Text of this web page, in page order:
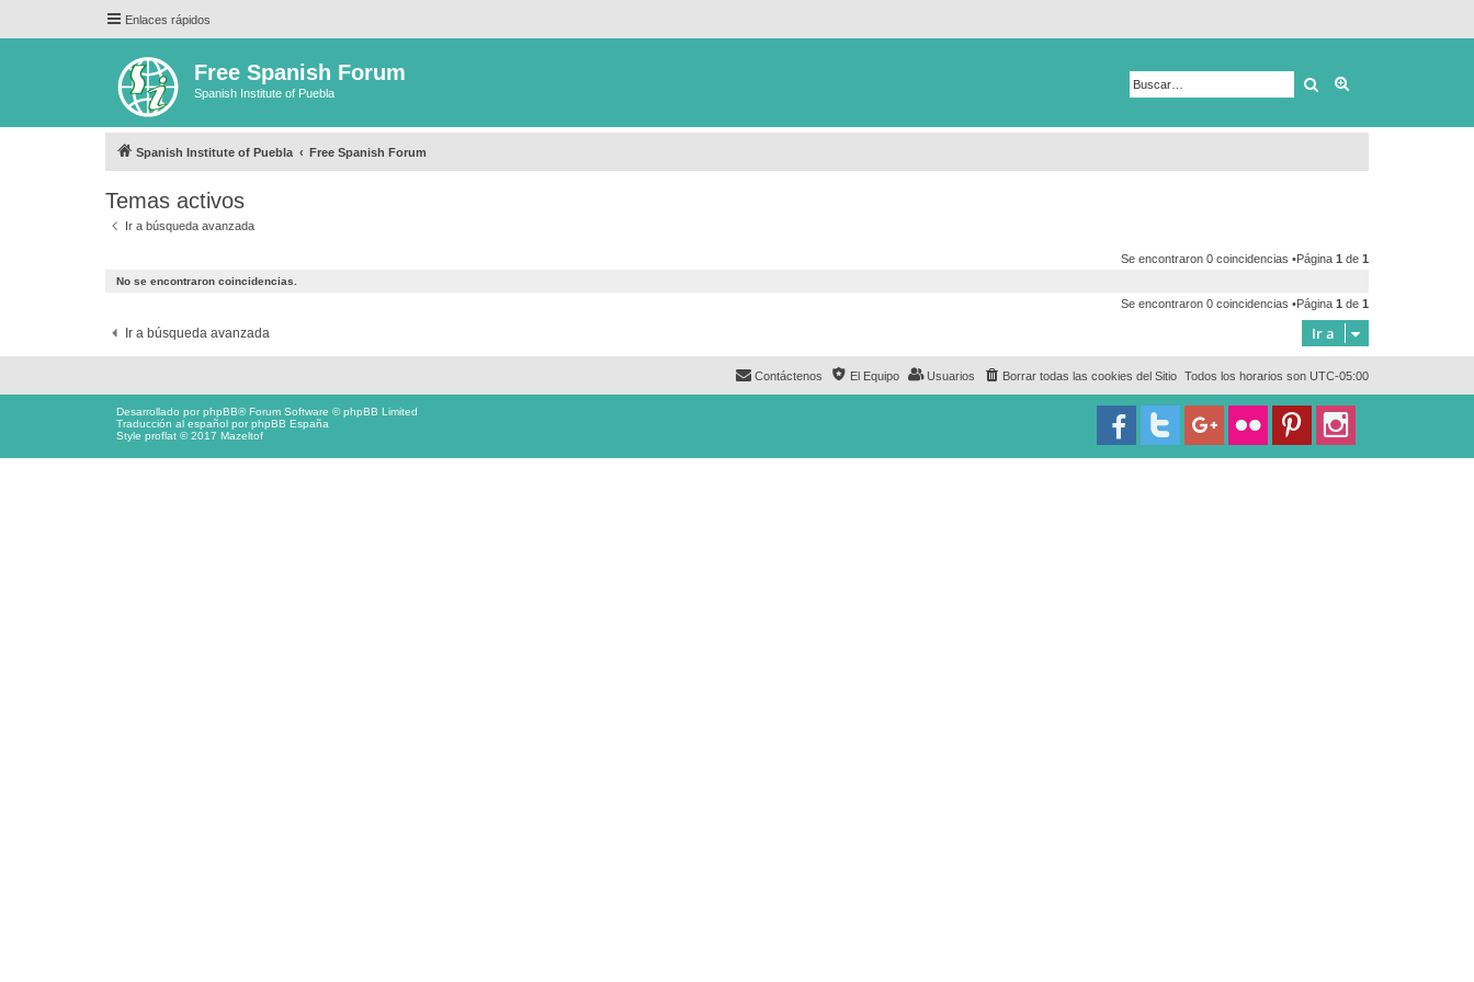
Enlaces rápidos
Free Spanish Forum
Spanish Institute of Puebla Buscar
Spanish Institute of Puebla Free Spanish Forum
Temas activos
Ir a búsqueda avanzada
Se encontraron 0 coincidencias •Página 1 de 1
No se encontraron coincidencias.
Se encontraron 0 coincidencias •Página 1 de 1
Ir a búsqueda avanzada Ir a
Todos los horarios son UTC-05:00
Borrar todas las cookies del Sitio
Usuarios
El Equipo
Contáctenos
Desarrollado porphpBB® Forum Software © phpBB Limited
Traducción al español porphpBB España
Style proflat © 2017 Mazeltof